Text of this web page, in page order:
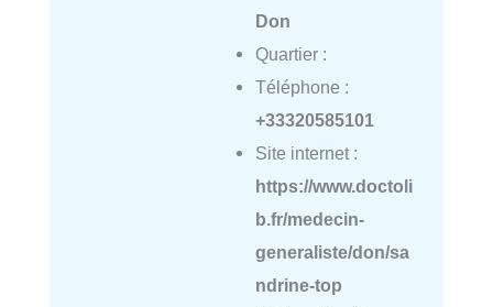
Don
Quartier :
Téléphone :
+33320585101
Site internet :
https://www.doctoli
b.fr/medecin-
generaliste/don/sa
ndrine-top